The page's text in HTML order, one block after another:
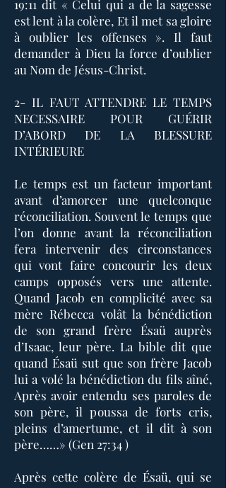
19:11 dit « Celui qui a de la sagesse
est lent à la colère, Et il met sa gloire
à oublier les offenses ». Il faut
demander à Dieu la force d’oublier
au Nom de Jésus-Christ.
2- IL FAUT ATTENDRE LE TEMPS
NECESSAIRE POUR GUÉRIR
D’ABORD DE LA BLESSURE
INTÉRIEURE
Le temps est un facteur important
avant d’amorcer une quelconque
réconciliation. Souvent le temps que
l’on donne avant la réconciliation
fera intervenir des circonstances
qui vont faire concourir les deux
camps opposés vers une attente.
Quand Jacob en complicité avec sa
mère Rébecca volât la bénédiction
de son grand frère Ésaü auprès
d’Isaac, leur père. La bible dit que
quand Ésaü sut que son frère Jacob
lui a volé la bénédiction du fils aîné,
Après avoir entendu ses paroles de
son père, il poussa de forts cris,
pleins d’amertume, et il dit à son
père……» (Gen 27:34 )
Après cette colère de Ésaü, qui se